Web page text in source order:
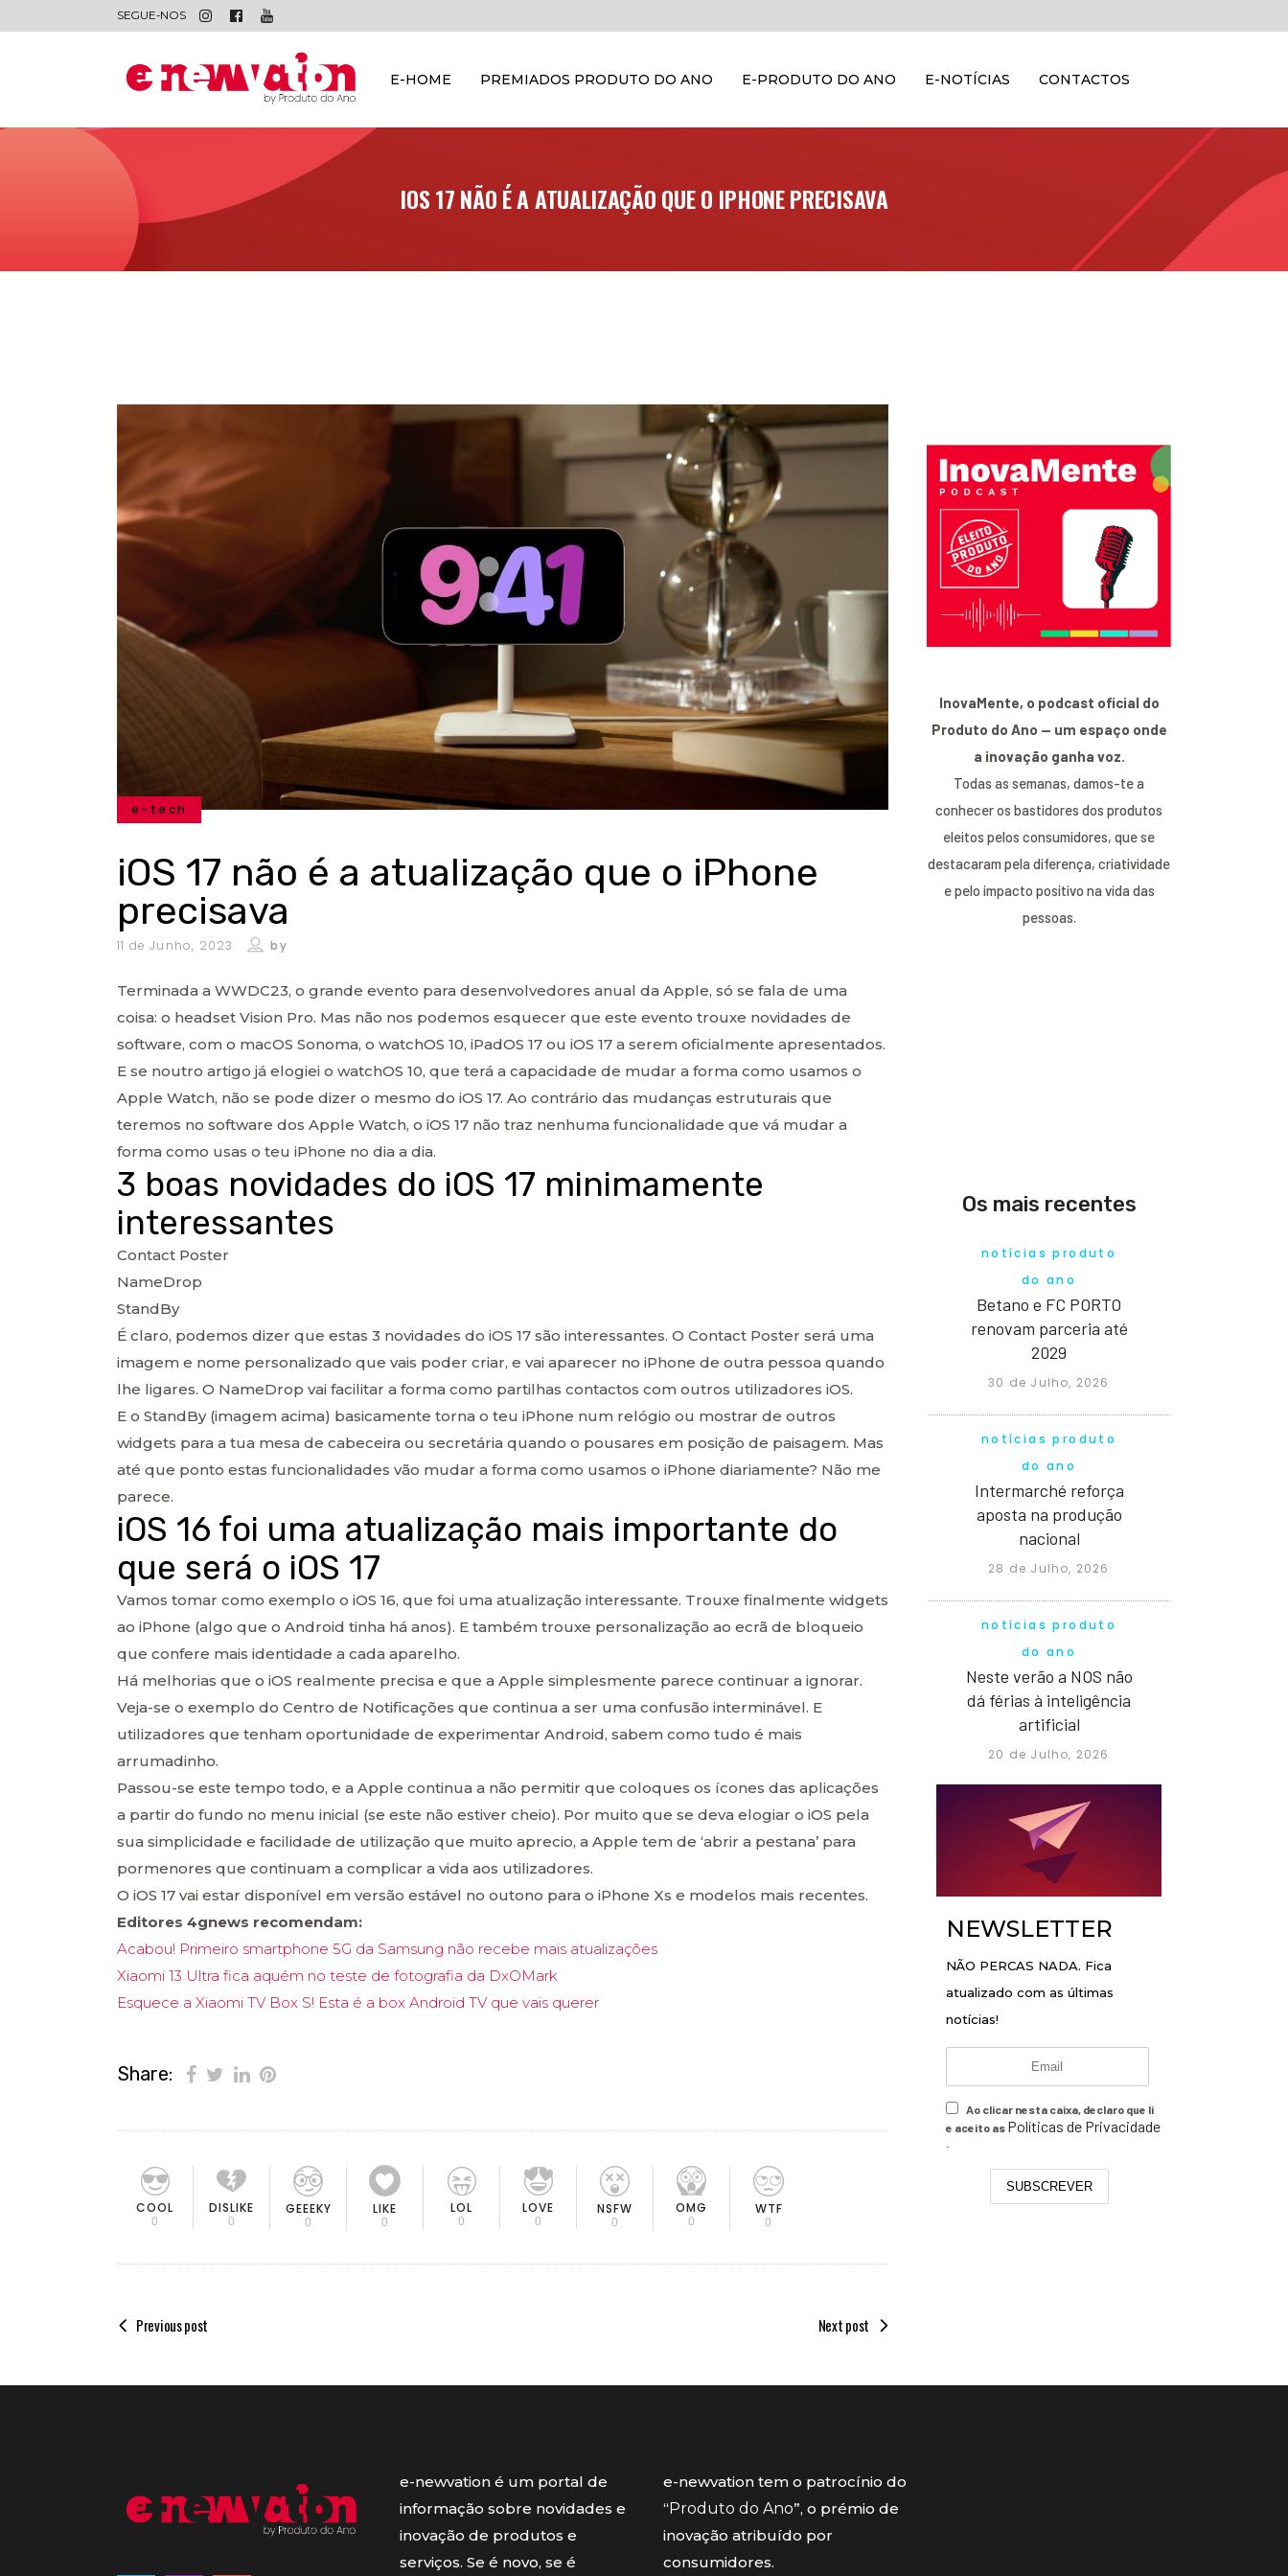
SEGUE-NOS
E-HOME PREMIADOS PRODUTO DO ANO E-PRODUTO DO ANO E-NOTÍCIAS CONTACTOS
IOS 17 NÃO É A ATUALIZAÇÃO QUE O IPHONE PRECISAVA
e-tech
iOS 17 não é a atualização que o iPhone
precisava
11 de Junho, 2023 by
Terminada a WWDC23, o grande evento para desenvolvedores anual da Apple, só se fala de uma
coisa: o headset Vision Pro. Mas não nos podemos esquecer que este evento trouxe novidades de
software, com o macOS Sonoma, o watchOS 10, iPadOS 17 ou iOS 17 a serem oficialmente apresentados.
E se noutro artigo já elogiei o watchOS 10, que terá a capacidade de mudar a forma como usamos o
Apple Watch, não se pode dizer o mesmo do iOS 17. Ao contrário das mudanças estruturais que
teremos no software dos Apple Watch, o iOS 17 não traz nenhuma funcionalidade que vá mudar a
forma como usas o teu iPhone no dia a dia.
3 boas novidades do iOS 17 minimamente
interessantes
Contact Poster
NameDrop
StandBy
É claro, podemos dizer que estas 3 novidades do iOS 17 são interessantes. O Contact Poster será uma
imagem e nome personalizado que vais poder criar, e vai aparecer no iPhone de outra pessoa quando
lhe ligares. O NameDrop vai facilitar a forma como partilhas contactos com outros utilizadores iOS.
E o StandBy (imagem acima) basicamente torna o teu iPhone num relógio ou mostrar de outros
widgets para a tua mesa de cabeceira ou secretária quando o pousares em posição de paisagem. Mas
até que ponto estas funcionalidades vão mudar a forma como usamos o iPhone diariamente? Não me
parece.
iOS 16 foi uma atualização mais importante do
que será o iOS 17
Vamos tomar como exemplo o iOS 16, que foi uma atualização interessante. Trouxe finalmente widgets
ao iPhone (algo que o Android tinha há anos). E também trouxe personalização ao ecrã de bloqueio
que confere mais identidade a cada aparelho.
Há melhorias que o iOS realmente precisa e que a Apple simplesmente parece continuar a ignorar.
Veja-se o exemplo do Centro de Notificações que continua a ser uma confusão interminável. E
utilizadores que tenham oportunidade de experimentar Android, sabem como tudo é mais
arrumadinho.
Passou-se este tempo todo, e a Apple continua a não permitir que coloques os ícones das aplicações
a partir do fundo no menu inicial (se este não estiver cheio). Por muito que se deva elogiar o iOS pela
sua simplicidade e facilidade de utilização que muito aprecio, a Apple tem de ‘abrir a pestana’ para
pormenores que continuam a complicar a vida aos utilizadores.
O iOS 17 vai estar disponível em versão estável no outono para o iPhone Xs e modelos mais recentes.
Editores 4gnews recomendam:
Acabou! Primeiro smartphone 5G da Samsung não recebe mais atualizações
Xiaomi 13 Ultra fica aquém no teste de fotografia da DxOMark
Esquece a Xiaomi TV Box S! Esta é a box Android TV que vais querer
Share:
COOL
0
DISLIKE
0
GEEEKY
0
LIKE
0
LOL
0
LOVE
0
NSFW
0
OMG
0
WTF
0
Previous post Next post
InovaMente, o podcast oficial do
Produto do Ano — um espaço onde
a inovação ganha voz.
Todas as semanas, damos-te a
conhecer os bastidores dos produtos
eleitos pelos consumidores, que se
destacaram pela diferença, criatividade
e pelo impacto positivo na vida das
pessoas.
Os mais recentes
notícias produto
do ano
Betano e FC PORTO
renovam parceria até
2029
30 de Julho, 2026
notícias produto
do ano
Intermarché reforça
aposta na produção
nacional
28 de Julho, 2026
notícias produto
do ano
Neste verão a NOS não
dá férias à inteligência
artificial
20 de Julho, 2026
NEWSLETTER
NÃO PERCAS NADA. Fica
atualizado com as últimas
notícias!
Ao clicar nesta caixa, declaro que li
e aceito as Políticas de Privacidade
.
SUBSCREVER
e-newvation é um portal de
informação sobre novidades e
inovação de produtos e
serviços. Se é novo, se é
e-newvation tem o patrocínio do
“ Produto do Ano”, o prémio de
inovação atribuído por
consumidores.